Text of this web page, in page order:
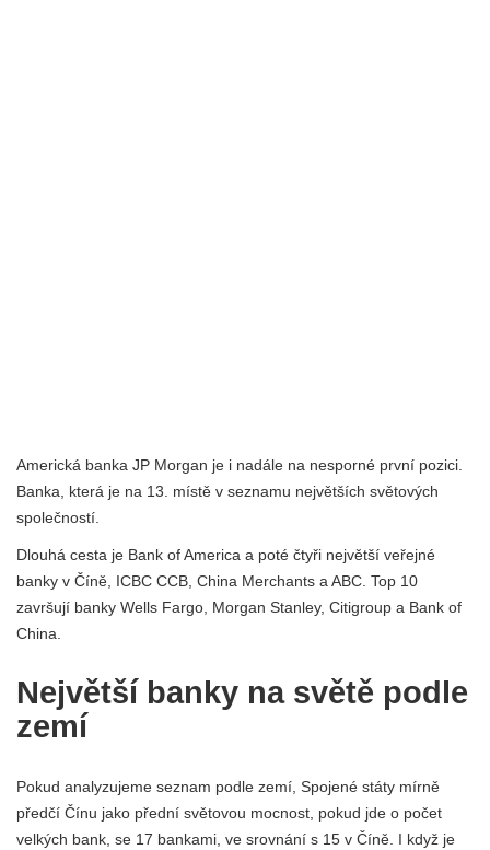
Americká banka JP Morgan je i nadále na nesporné první pozici.
Banka, která je na 13. místě v seznamu největších světových
společností.
Dlouhá cesta je Bank of America a poté čtyři největší veřejné
banky v Číně, ICBC CCB, China Merchants a ABC. Top 10
završují banky Wells Fargo, Morgan Stanley, Citigroup a Bank of
China.
Největší banky na světě podle
zemí
Pokud analyzujeme seznam podle zemí, Spojené státy mírně
předčí Čínu jako přední světovou mocnost, pokud jde o počet
velkých bank, se 17 bankami, ve srovnání s 15 v Číně. I když je